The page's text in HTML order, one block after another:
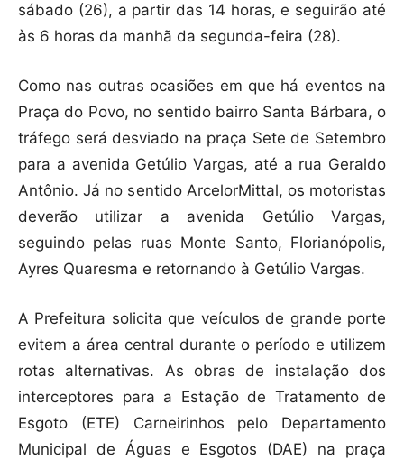
sábado (26), a partir das 14 horas, e seguirão até
às 6 horas da manhã da segunda-feira (28).
Como nas outras ocasiões em que há eventos na
Praça do Povo, no sentido bairro Santa Bárbara, o
tráfego será desviado na praça Sete de Setembro
para a avenida Getúlio Vargas, até a rua Geraldo
Antônio. Já no sentido ArcelorMittal, os motoristas
deverão utilizar a avenida Getúlio Vargas,
seguindo pelas ruas Monte Santo, Florianópolis,
Ayres Quaresma e retornando à Getúlio Vargas.
A Prefeitura solicita que veículos de grande porte
evitem a área central durante o período e utilizem
rotas alternativas. As obras de instalação dos
interceptores para a Estação de Tratamento de
Esgoto (ETE) Carneirinhos pelo Departamento
Municipal de Águas e Esgotos (DAE) na praça